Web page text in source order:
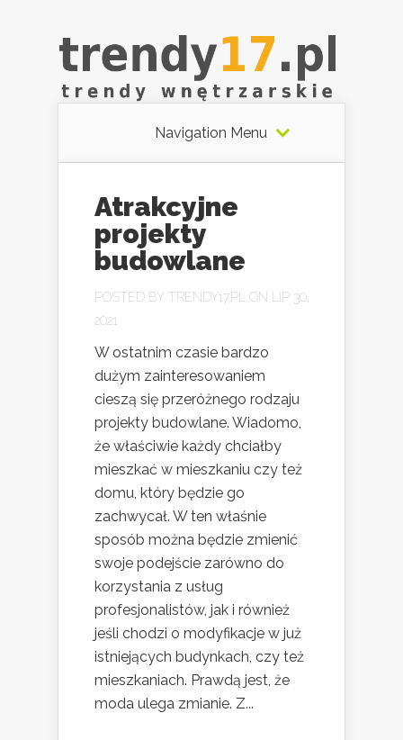
Navigation Menu
Atrakcyjne
projekty
budowlane
POSTED BY TRENDY17.PL ON LIP 30,
2021
W ostatnim czasie bardzo
dużym zainteresowaniem
cieszą się przeróżnego rodzaju
projekty budowlane. Wiadomo,
że właściwie każdy chciałby
mieszkać w mieszkaniu czy też
domu, który będzie go
zachwycał. W ten właśnie
sposób można będzie zmienić
swoje podejście zarówno do
korzystania z usług
profesjonalistów, jak i również
jeśli chodzi o modyfikacje w już
istniejących budynkach, czy też
mieszkaniach. Prawdą jest, że
moda ulega zmianie. Z...